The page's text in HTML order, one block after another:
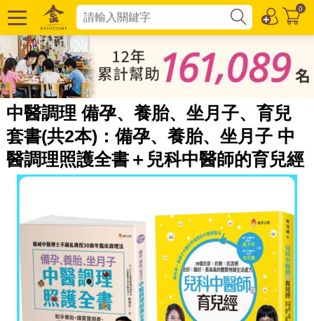
0
中醫調理 備孕、養胎、坐月子、育兒
套書(共2本)：備孕、養胎、坐月子 中
醫調理照護全書＋兒科中醫師的育兒經